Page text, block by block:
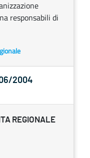
responsabili di
2004
REGIONALE